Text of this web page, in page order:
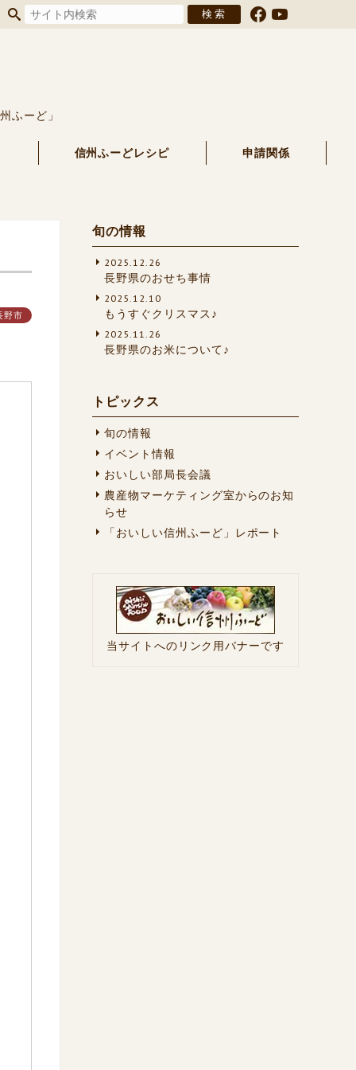
ふーど」
信州ふーどレシピ 申請関係
野市
旬の情報
2025.12.26
長野県のおせち事情
2025.12.10
もうすぐクリスマス♪
2025.11.26
長野県のお米について♪
トピックス
旬の情報
イベント情報
おいしい部局長会議
農産物マーケティング室からのお知
らせ
「おいしい信州ふーど」レポート
当サイトへのリンク用バナーです